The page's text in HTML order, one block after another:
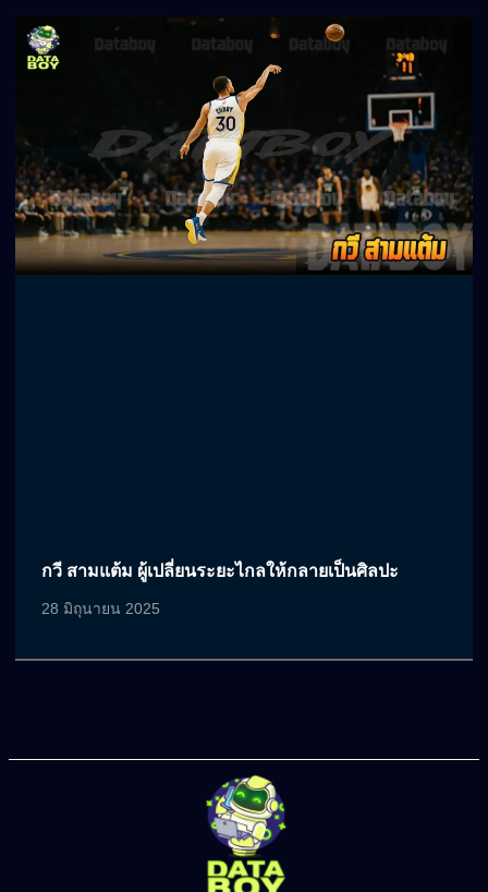
กวี สามแต้ม ผู้เปลี่ยนระยะไกลให้กลายเป็นศิลปะ
28 มิถุนายน 2025